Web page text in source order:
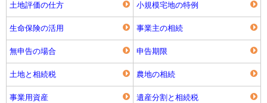
土地評価の仕方 小規模宅地の特例
生命保険の活用 事業主の相続
無申告の場合 申告期限
土地と相続税 農地の相続
事業用資産 遺産分割と相続税